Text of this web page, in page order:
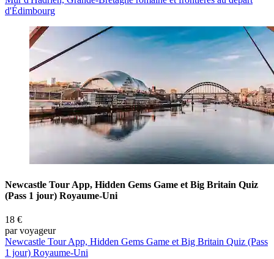
d'Édimbourg
Newcastle Tour App, Hidden Gems Game et Big Britain Quiz
(Pass 1 jour) Royaume-Uni
18 €
par voyageur
Newcastle Tour App, Hidden Gems Game et Big Britain Quiz (Pass
1 jour) Royaume-Uni